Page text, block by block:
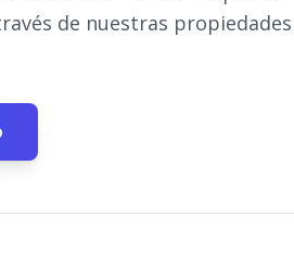
de nuestras propiedades